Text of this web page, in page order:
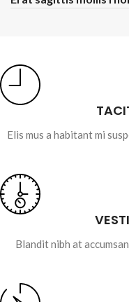
Elis mus a habitant mi
Blandit nibh at